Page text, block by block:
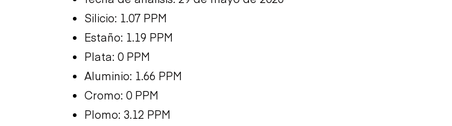
Silicio: 1.07 PPM
Estaño: 1.19 PPM
Plata: 0 PPM
Aluminio: 1.66 PPM
Cromo: 0 PPM
Plomo: 3.12 PPM